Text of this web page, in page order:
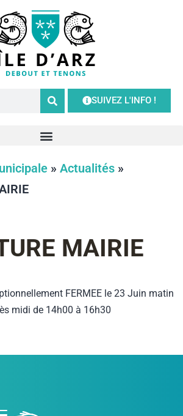
SUIVEZ L'INFO !
» Actualités »
MAIRIE
FERMEE le 23 Juin matin
midi de 14h00 à 16h30